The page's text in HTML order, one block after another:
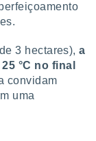
3 hectares),a
°C no final
convidam
uma